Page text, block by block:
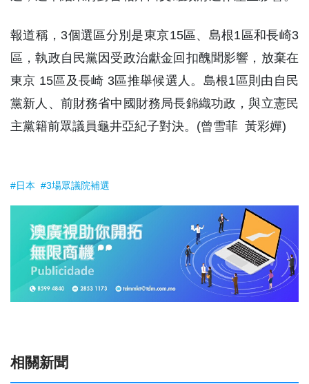
報道稱，3個選區分別是東京15區、島根1區和長崎3
區，執政自民黨因受政治獻金回扣醜聞影響，放棄在
東京 15區及長崎 3區推舉候選人。島根1區則由自民
黨新人、前財務省中國財務局長錦織功政，與立憲民
主黨籍前眾議員龜井亞紀子對決。(曾雪菲 黃彩嬋)
#日本 #3場眾議院補選
相關新聞